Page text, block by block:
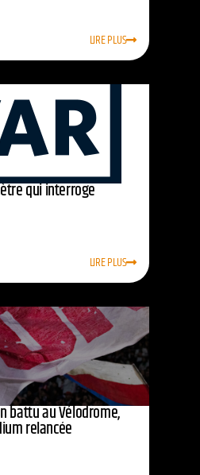
LIRE PLUS
qui interroge
LIRE PLUS
battu au Vélodrome,
relancée